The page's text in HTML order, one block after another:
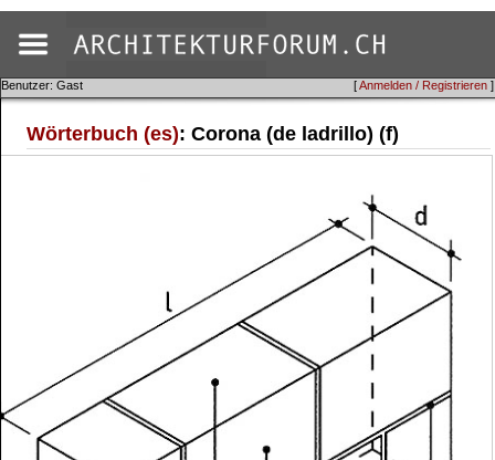
[Anmelden / Registrieren ]
Benutzer: Gast
Wörterbuch (es): Corona (de ladrillo) (f)